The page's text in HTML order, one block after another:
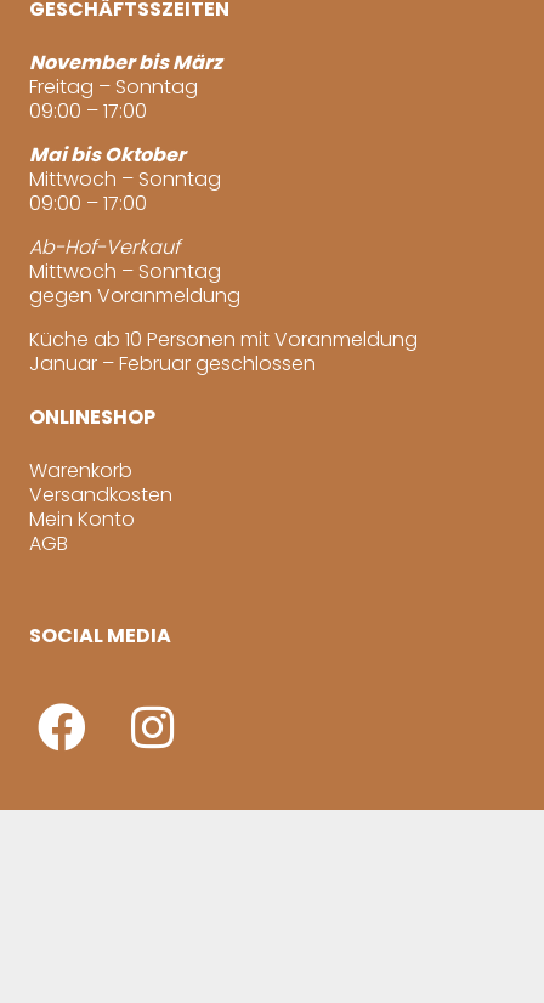
GESCHÄFTSSZEITEN
November bis März
Freitag – Sonntag
09:00 – 17:00
Mai bis Oktober
Mittwoch – Sonntag
09:00 – 17:00
Ab-Hof-Verkauf
Mittwoch – Sonntag
gegen Voranmeldung
Küche ab 10 Personen mit Voranmeldung
Januar – Februar geschlossen
ONLINESHOP
Warenkorb
Versandkosten
Mein Konto
AGB
SOCIAL MEDIA
INFO